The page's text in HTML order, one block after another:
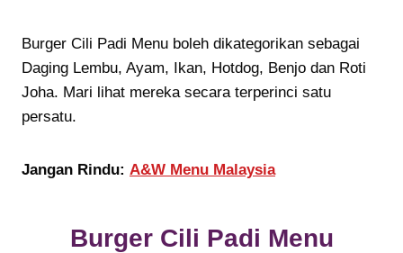
Burger Cili Padi Menu boleh dikategorikan sebagai
Daging Lembu, Ayam, Ikan, Hotdog, Benjo dan Roti
Joha. Mari lihat mereka secara terperinci satu
persatu.
Jangan Rindu: A&W Menu Malaysia
Burger Cili Padi Menu